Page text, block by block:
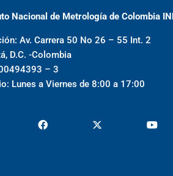
Nacional de Metrología de Colombia
Av. Carrera 50 No 26 – 55 Int. 2
D.C. -Colombia
– 3
Lunes a Viernes de 8:00 a 17:00